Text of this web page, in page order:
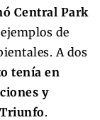
Central Park
de
A dos
tenía en
y
.